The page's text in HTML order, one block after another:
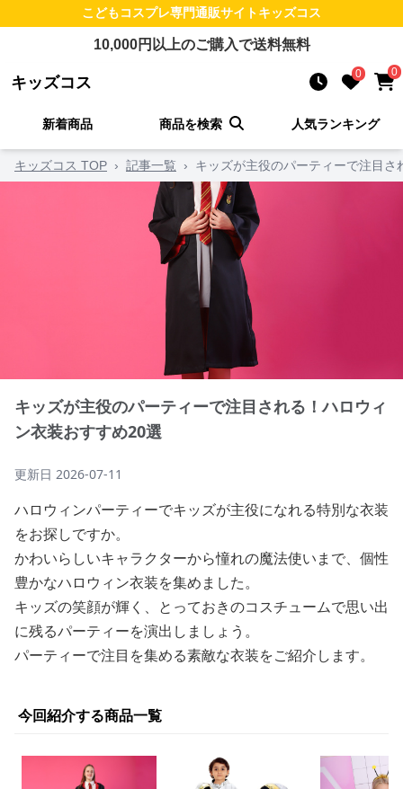
こどもコスプレ専門通販サイトキッズコス
10,000円以上のご購入で送料無料
キッズコス 0 0
新着商品 商品を検索 人気ランキング
キッズコス TOP › 記事一覧 › キッズが主役のパーティーで注目
キッズが主役のパーティーで注目される！ハロウィ
ン衣装おすすめ20選
更新日 2026-07-11
ハロウィンパーティーでキッズが主役になれる特別な衣装
をお探しですか。
かわいらしいキャラクターから憧れの魔法使いまで、個性
豊かなハロウィン衣装を集めました。
キッズの笑顔が輝く、とっておきのコスチュームで思い出
に残るパーティーを演出しましょう。
パーティーで注目を集める素敵な衣装をご紹介します。
今回紹介する商品一覧